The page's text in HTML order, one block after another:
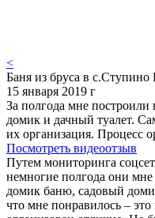
<
Баня из бруса в с.Ступино
15 января 2019 г
За полгода мне
домик и дачный туалет.
их организация. Процесс
Посмотреть видеоотзыв
Путем мониторинга
немногие полгода они
домик баню, садовый
что мне понравилось –